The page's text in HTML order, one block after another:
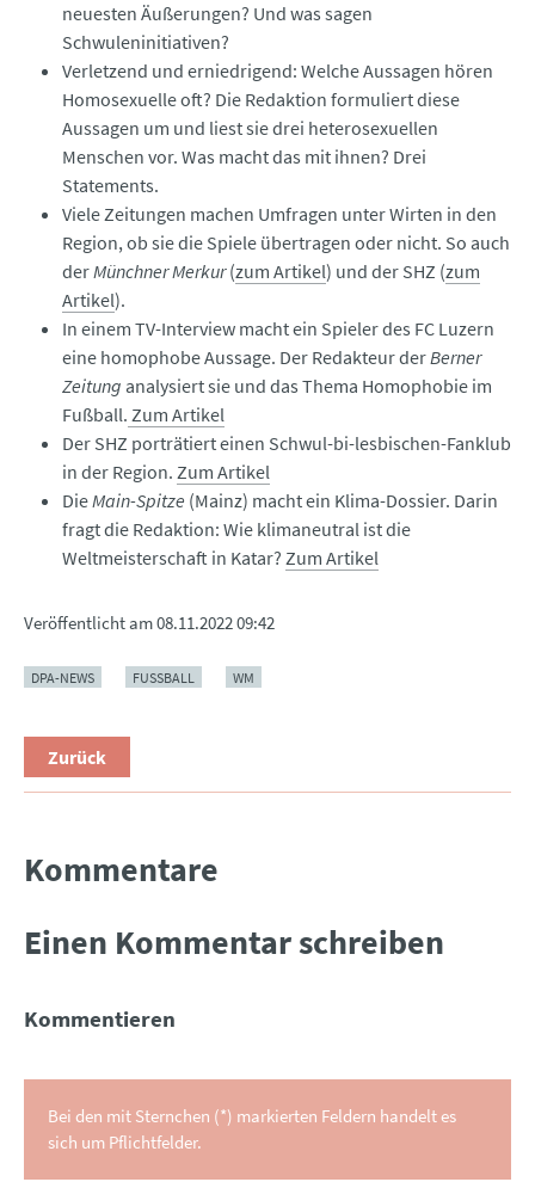
neuesten Äußerungen? Und was sagen
Schwuleninitiativen?
Verletzend und erniedrigend: Welche Aussagen hören
Homosexuelle oft? Die Redaktion formuliert diese
Aussagen um und liest sie drei heterosexuellen
Menschen vor. Was macht das mit ihnen? Drei
Statements.
Viele Zeitungen machen Umfragen unter Wirten in den
Region, ob sie die Spiele übertragen oder nicht. So auch
derMünchner Merkur(zum Artikel) und der SHZ (zum
Artikel).
In einem TV-Interview macht ein Spieler des FC Luzern
eine homophobe Aussage. Der Redakteur derBerner
Zeitung analysiert sie und das Thema Homophobie im
Fußball. Zum Artikel
Der SHZ porträtiert einen Schwul-bi-lesbischen-Fanklub
in der Region. Zum Artikel
DieMain-Spitze (Mainz) macht ein Klima-Dossier. Darin
fragt die Redaktion: Wie klimaneutral ist die
Weltmeisterschaft in Katar? Zum Artikel
Veröffentlicht am08.11.2022 09:42
DPA-NEWS FUSSBALL WM
Zurück
Kommentare
Einen Kommentar schreiben
Kommentieren
Bei den mit Sternchen (*) markierten Feldern handelt es
sich um Pflichtfelder.